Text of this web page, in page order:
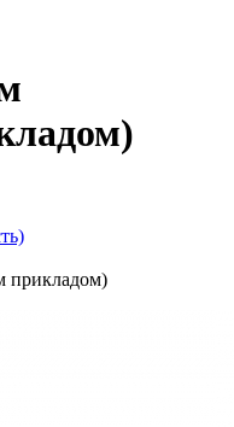
прикладом)